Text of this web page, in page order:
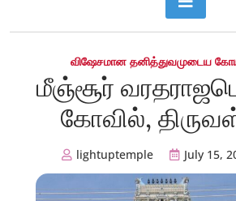
விஷேசமான தனித்துவமுடைய
மீஞ்சூர்
கோவில்,
lightuptemple July 15,